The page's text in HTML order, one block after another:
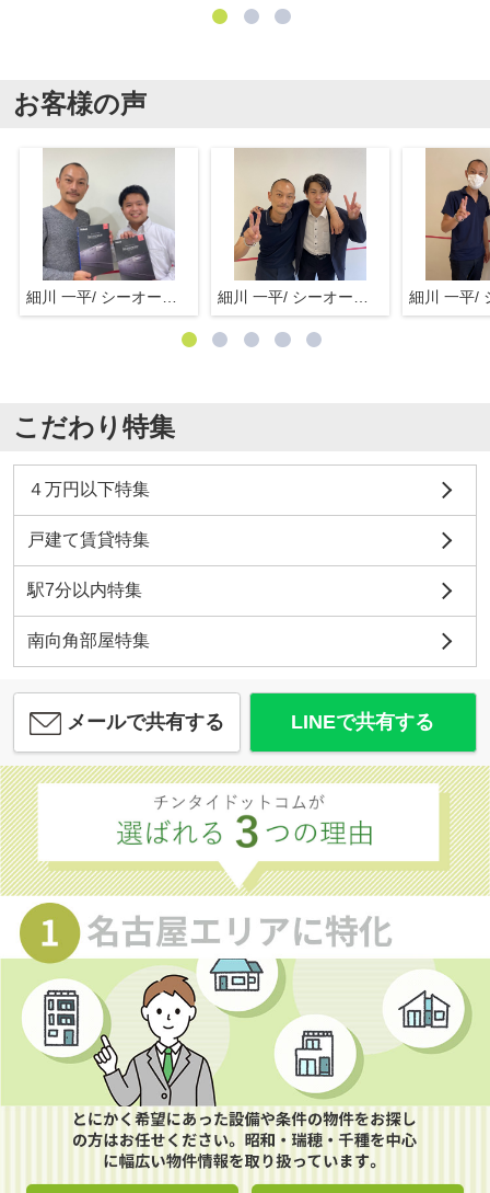
お客様の声
こだわり特集
４万円以下特集
戸建て賃貸特集
駅7分以内特集
南向角部屋特集
メールで共有する LINEで共有する